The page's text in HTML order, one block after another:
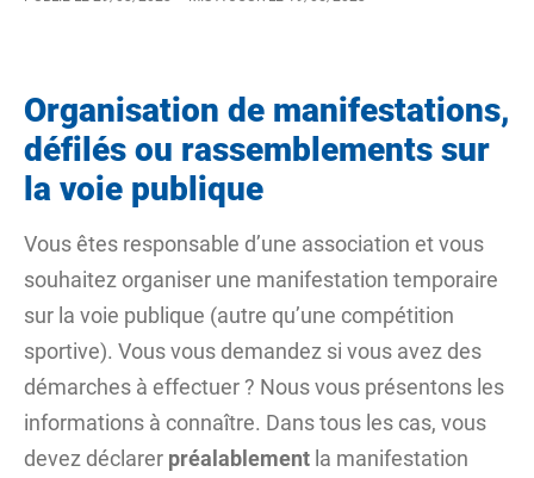
Organisation de manifestations,
défilés ou rassemblements sur
la voie publique
Vous êtes responsable d’une association et vous
souhaitez organiser une manifestation temporaire
sur la voie publique (autre qu’une compétition
sportive). Vous vous demandez si vous avez des
démarches à effectuer ? Nous vous présentons les
informations à connaître. Dans tous les cas, vous
devez déclarer préalablement la manifestation